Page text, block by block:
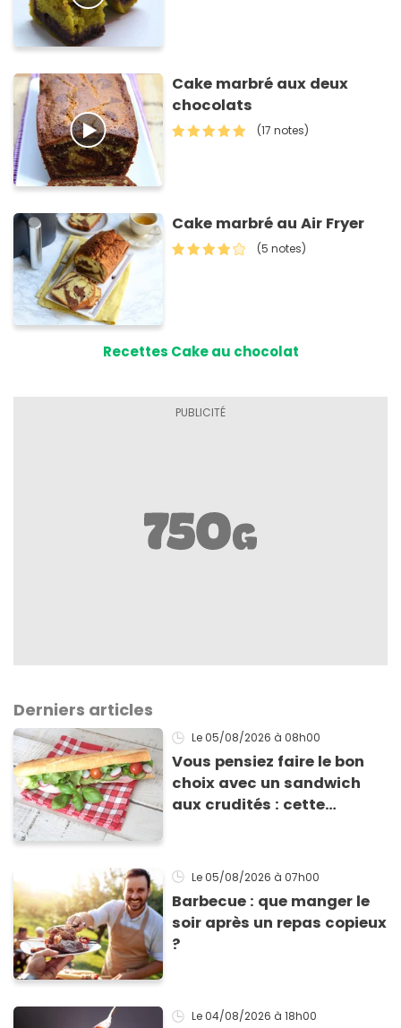
Cake marbré aux deux
chocolats
(17 notes)
Cake marbré au Air Fryer
(5 notes)
Recettes Cake au chocolat
Derniers articles
Le 05/08/2026 à 08h00
Vous pensiez faire le bon
choix avec un sandwich
aux crudités : cette
Le 05/08/2026 à 07h00
Barbecue : que manger le
soir après un repas copieux
?
Le 04/08/2026 à 18h00